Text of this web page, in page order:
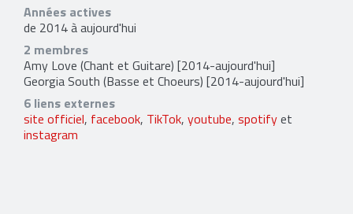
Années actives
de 2014 à aujourd'hui
2 membres
Amy Love (Chant et Guitare) [2014-aujourd'hui]
Georgia South (Basse et Choeurs) [2014-aujourd'hui]
6 liens externes
site officiel, facebook, TikTok, youtube, spotifyet
instagram